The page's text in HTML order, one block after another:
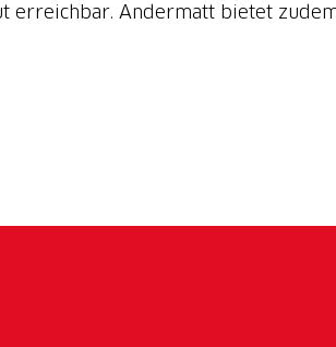
erreichbar. Andermatt bietet